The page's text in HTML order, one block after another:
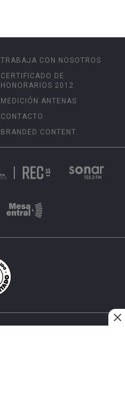
TRABAJA CON NOSOTROS
CERTIFICADO DE
HONORARIOS 2012
MEDICIÓN ANTENAS
CONTACTO
BRANDED CONTENT